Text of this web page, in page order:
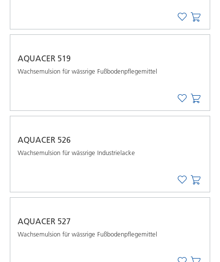
AQUACER 519
Wachsemulsion für wässrige Fußbodenpflegemittel
AQUACER 526
Wachsemulsion für wässrige Industrielacke
AQUACER 527
Wachsemulsion für wässrige Fußbodenpflegemittel